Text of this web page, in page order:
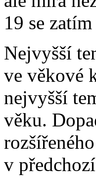
19 se
Nejvyšší
ve věkové
nejvyšší
věku.
v